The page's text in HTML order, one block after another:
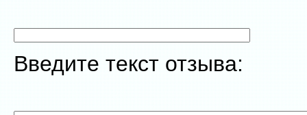
Введите текст отзыва: